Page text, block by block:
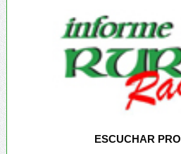
ESCUCHAR